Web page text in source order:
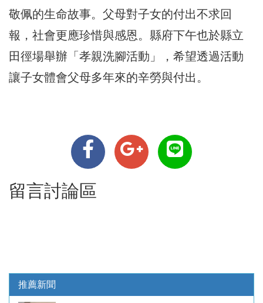
敬佩的生命故事。父母對子女的付出不求回
報，社會更應珍惜與感恩。縣府下午也於縣立
田徑場舉辦「孝親洗腳活動」，希望透過活動
讓子女體會父母多年來的辛勞與付出。
留言討論區
推薦新聞